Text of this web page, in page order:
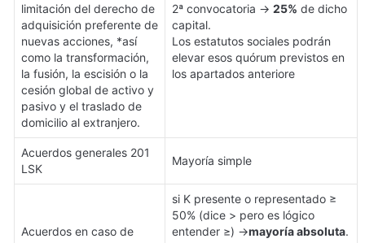
limitación del derecho de
adquisición preferente de
nuevas acciones, *así
como la transformación,
la fusión, la escisión o la
cesión global de activo y
pasivo y el traslado de
domicilio al extranjero.
2ª convocatoria → 25% de dicho
capital.
Los estatutos sociales podrán
elevar esos quórum previstos en
los apartados anteriore
Acuerdos generales 201
LSK
Mayoría simple
Acuerdos en caso de
si K presente o representado ≥
50% (dice > pero es lógico
entender ≥) →mayoría absoluta.